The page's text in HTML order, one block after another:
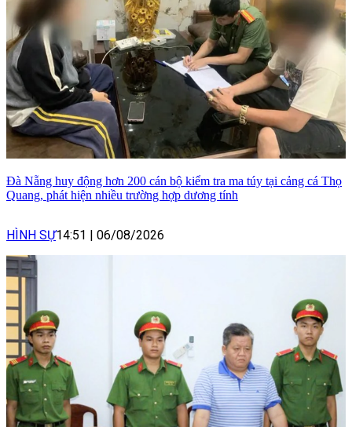
Đà Nẵng huy động hơn 200 cán bộ kiểm tra ma túy tại cảng cá Thọ
Quang, phát hiện nhiều trường hợp dương tính
HÌNH SỰ14:51 06/08/2026